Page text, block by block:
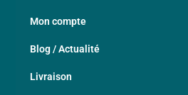
Mon compte
Blog / Actualité
Livraison